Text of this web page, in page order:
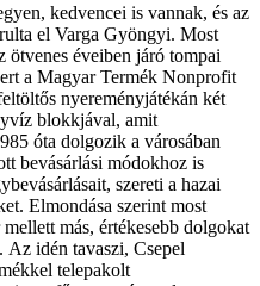
kedvencei is vannak, és az
el Varga Gyöngyi. Most
ötvenes éveiben járó tompai
a Magyar Termék Nonprofit
nyereményjátékán két
blokkjával, amit
óta dolgozik a városában
bevásárlási módokhoz is
szereti a hazai
Elmondása szerint most
más, értékesebb dolgokat
Az idén tavaszi, Csepel
telepakolt